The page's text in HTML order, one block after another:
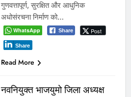
गुणवत्तापूर्ण, सुरक्षित और आधुनिक
अधोसंरचना निर्माण को…
WhatsApp Share Post
Share
Read More
नवनियुक्त भाजयुमो जिला अध्यक्ष